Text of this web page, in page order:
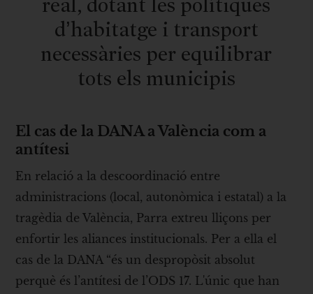
real, dotant les polítiques
d’habitatge i transport
necessàries per equilibrar
tots els municipis
El cas de la DANA a València com a
antítesi
En relació a la descoordinació entre
administracions (local, autonòmica i estatal) a la
tragèdia de València, Parra extreu lliçons per
enfortir les aliances institucionals. Per a ella el
cas de la DANA “és un despropòsit absolut
perquè és l’antítesi de l’ODS 17. L'únic que han